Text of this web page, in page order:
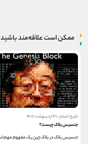
ممکن است علاقه‌مند باشید
تاریخ انتشار : ۹ دی ۱۴۰۰
کیف پول Edge